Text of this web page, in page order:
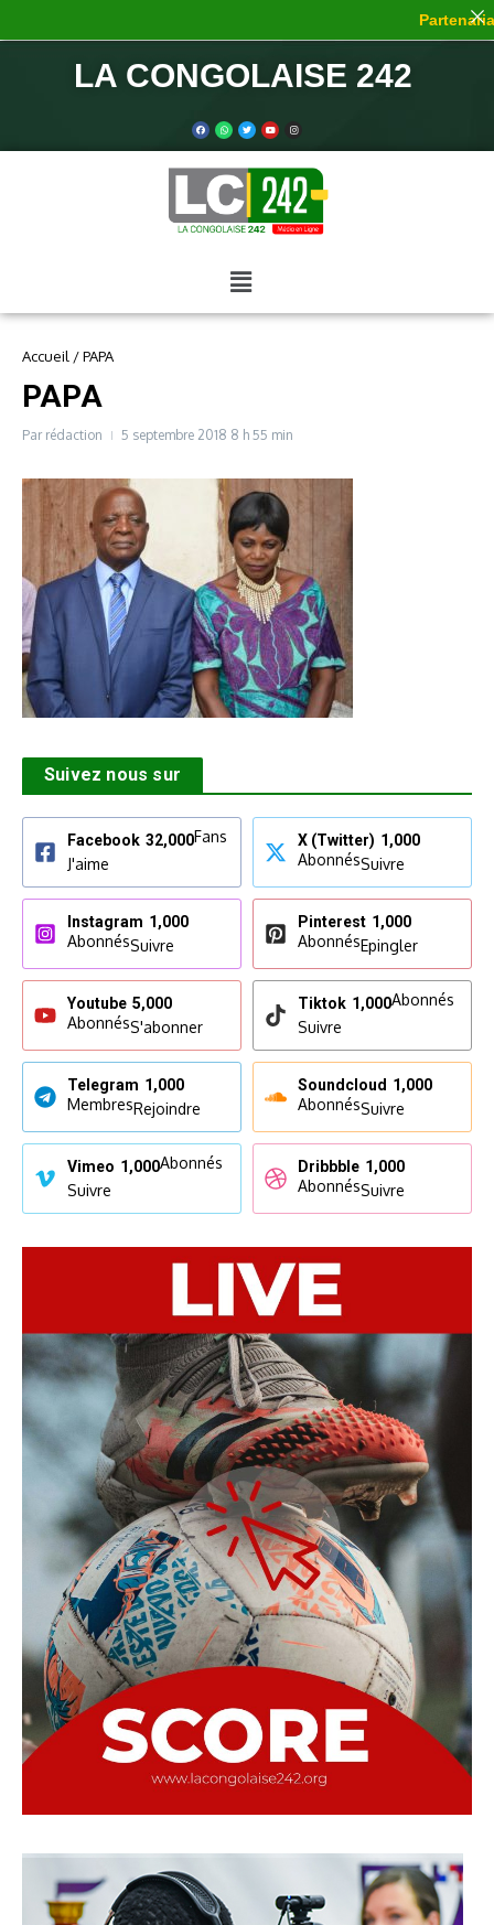
LA CONGOLAISE 242
Accueil /PAPA
PAPA
Par rédaction 5 septembre 2018 8 h 55 min
Suivez nous sur
Facebook 32,000Fans
J'aime
X (Twitter) 1,000
AbonnésSuivre
Instagram 1,000
AbonnésSuivre
Pinterest 1,000
AbonnésEpingler
Youtube 5,000
AbonnésS'abonner
Tiktok 1,000Abonnés
Suivre
Telegram 1,000
MembresRejoindre
Soundcloud 1,000
AbonnésSuivre
Vimeo 1,000Abonnés
Suivre
Dribbble 1,000
AbonnésSuivre